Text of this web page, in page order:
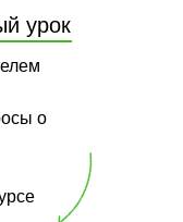
о
урок